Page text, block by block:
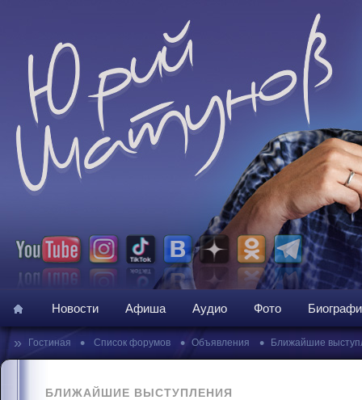
Новости Афиша Аудио Фото
» Гостиная • Список форумов • Объявления • Ближайшие
БЛИЖАЙШИЕ ВЫСТУПЛЕНИЯ